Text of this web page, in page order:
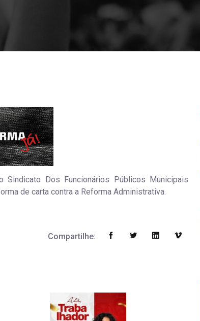
Sindicato Dos Funcionários Públicos Municipais
de carta contra a Reforma Administrativa.
Compartilhe: